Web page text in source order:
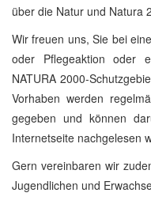
über die Natur und Natura
Wir freuen uns, Sie bei
oder Pflegeaktion oder
NATURA 2000-
Vorhaben werden
gegeben und können
Internetseite nachgelesen
Gern vereinbaren wir
Jugendlichen und